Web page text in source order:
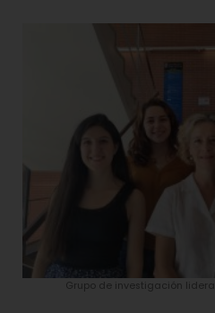
Grupo de investigación